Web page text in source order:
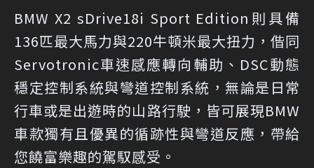
BMW X2 sDrive18i Sport Edition則具備
136匹最大馬力與220牛頓米最大扭力，偕同
Servotronic車速感應轉向輔助、DSC動態
穩定控制系統與彎道控制系統，無論是日常
行車或是出遊時的山路行駛，皆可展現BMW
車款獨有且優異的循跡性與彎道反應，帶給
您饒富樂趣的駕馭感受。